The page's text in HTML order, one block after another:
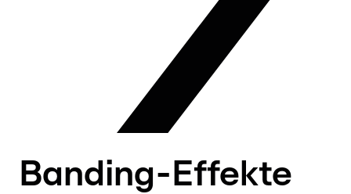
Banding-Effekte